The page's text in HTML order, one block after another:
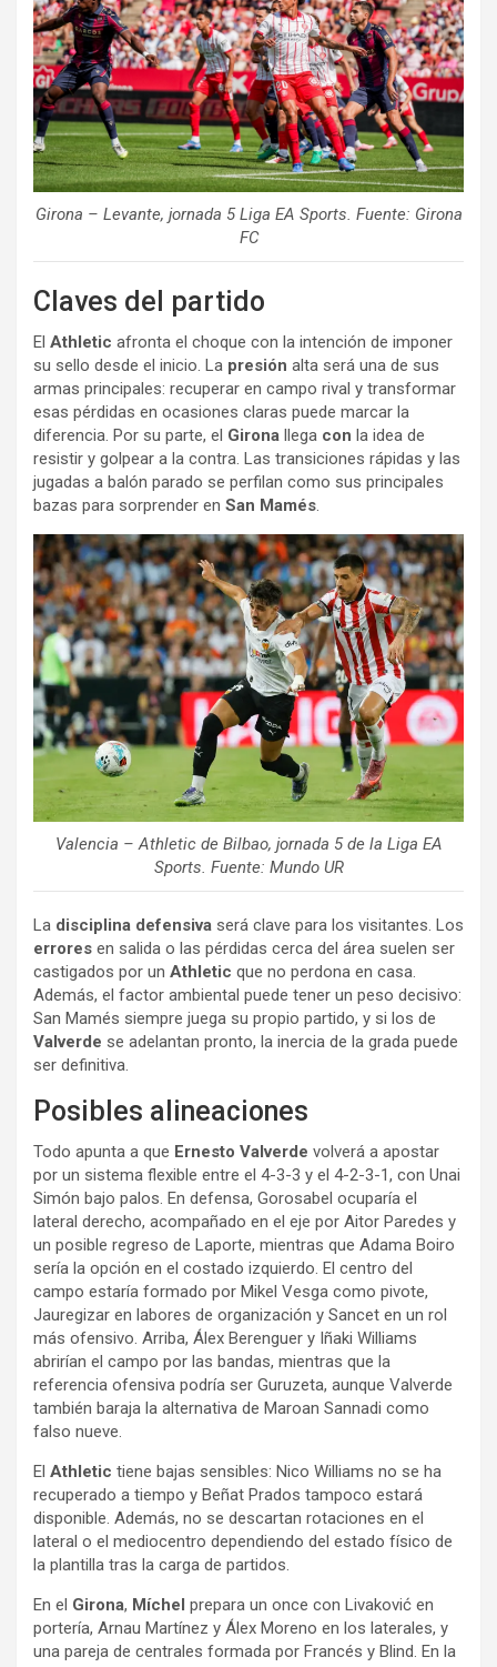
Girona – Levante, jornada 5 Liga EA Sports. Fuente: Girona
FC
Claves del partido
El Athletic afronta el choque con la intención de imponer
su sello desde el inicio. La presión alta será una de sus
armas principales: recuperar en campo rival y transformar
esas pérdidas en ocasiones claras puede marcar la
diferencia. Por su parte, el Girona llega con la idea de
resistir y golpear a la contra. Las transiciones rápidas y las
jugadas a balón parado se perfilan como sus principales
bazas para sorprender en San Mamés.
Valencia – Athletic de Bilbao, jornada 5 de la Liga EA
Sports. Fuente: Mundo UR
La disciplina defensiva será clave para los visitantes. Los
errores en salida o las pérdidas cerca del área suelen ser
castigados por un Athletic que no perdona en casa.
Además, el factor ambiental puede tener un peso decisivo:
San Mamés siempre juega su propio partido, y si los de
Valverde se adelantan pronto, la inercia de la grada puede
ser definitiva.
Posibles alineaciones
Todo apunta a que Ernesto Valverde volverá a apostar
por un sistema flexible entre el 4-3-3 y el 4-2-3-1, con Unai
Simón bajo palos. En defensa, Gorosabel ocuparía el
lateral derecho, acompañado en el eje por Aitor Paredes y
un posible regreso de Laporte, mientras que Adama Boiro
sería la opción en el costado izquierdo. El centro del
campo estaría formado por Mikel Vesga como pivote,
Jauregizar en labores de organización y Sancet en un rol
más ofensivo. Arriba, Álex Berenguer y Iñaki Williams
abrirían el campo por las bandas, mientras que la
referencia ofensiva podría ser Guruzeta, aunque Valverde
también baraja la alternativa de Maroan Sannadi como
falso nueve.
El Athletic tiene bajas sensibles: Nico Williams no se ha
recuperado a tiempo y Beñat Prados tampoco estará
disponible. Además, no se descartan rotaciones en el
lateral o el mediocentro dependiendo del estado físico de
la plantilla tras la carga de partidos.
En el Girona, Míchel prepara un once con Livaković en
portería, Arnau Martínez y Álex Moreno en los laterales, y
una pareja de centrales formada por Francés y Blind. En la